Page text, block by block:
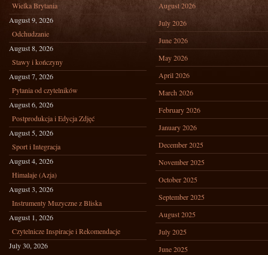
Wielka Brytania
August 9, 2026
Odchudzanie
August 8, 2026
Stawy i kończyny
August 7, 2026
Pytania od czytelników
August 6, 2026
Postprodukcja i Edycja Zdjęć
August 5, 2026
Sport i Integracja
August 4, 2026
Himalaje (Azja)
August 3, 2026
Instrumenty Muzyczne z Bliska
August 1, 2026
Czytelnicze Inspiracje i Rekomendacje
July 30, 2026
August 2026
July 2026
June 2026
May 2026
April 2026
March 2026
February 2026
January 2026
December 2025
November 2025
October 2025
September 2025
August 2025
July 2025
June 2025